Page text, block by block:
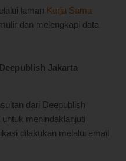
laman Kerja Sama
dan melengkapi data
Jakarta
dari Deepublish
menindaklanjuti
dilakukan melalui email